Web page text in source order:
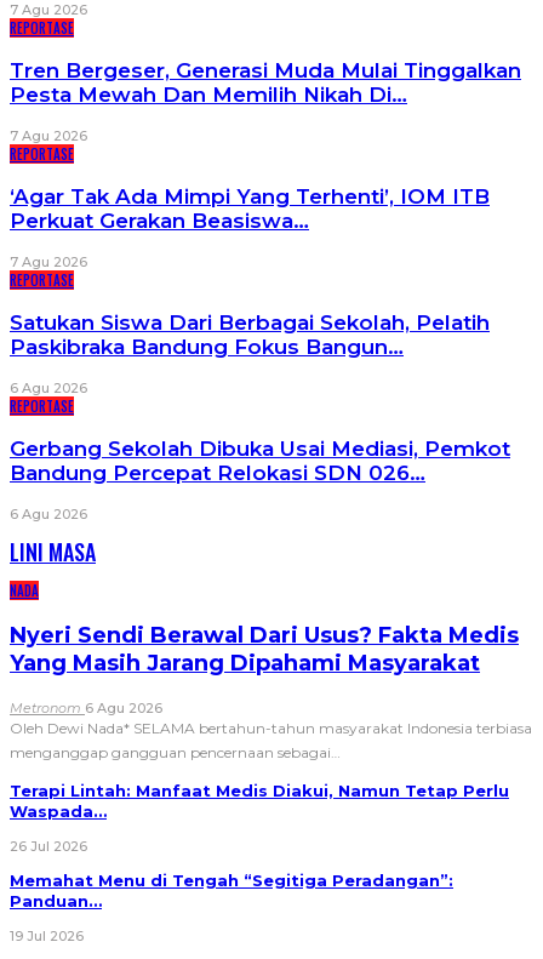
7 Agu 2026
REPORTASE
Tren Bergeser, Generasi Muda Mulai Tinggalkan
Pesta Mewah Dan Memilih Nikah Di…
7 Agu 2026
REPORTASE
‘Agar Tak Ada Mimpi Yang Terhenti’, IOM ITB
Perkuat Gerakan Beasiswa…
7 Agu 2026
REPORTASE
Satukan Siswa Dari Berbagai Sekolah, Pelatih
Paskibraka Bandung Fokus Bangun…
6 Agu 2026
REPORTASE
Gerbang Sekolah Dibuka Usai Mediasi, Pemkot
Bandung Percepat Relokasi SDN 026…
6 Agu 2026
LINI MASA
NADA
Nyeri Sendi Berawal Dari Usus? Fakta Medis
Yang Masih Jarang Dipahami Masyarakat
Metronom 6 Agu 2026
Oleh Dewi Nada* SELAMA bertahun-tahun masyarakat Indonesia terbiasa
menganggap gangguan pencernaan sebagai…
Terapi Lintah: Manfaat Medis Diakui, Namun Tetap Perlu
Waspada…
26 Jul 2026
Memahat Menu di Tengah “Segitiga Peradangan”:
Panduan…
19 Jul 2026